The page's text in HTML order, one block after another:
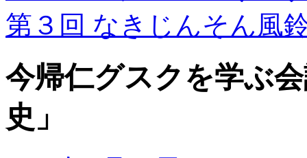
第３回 なきじんそん風
今帰仁グスクを学ぶ
史」